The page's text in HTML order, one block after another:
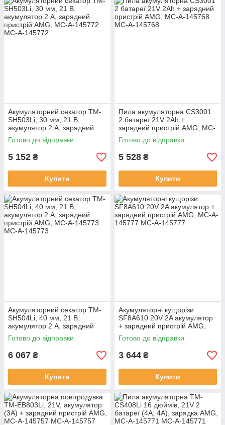
Акумуляторний секатор TM-
SH503Li, 30 мм, 21 В,
акумулятор 2 А, зарядний
пристрій AMG, MC-A-145772
Готово до відправки
5 152 ₴
Купити
Пила акумуляторна CS3001
2 батареї 21V 2Ah +
зарядний пристрій AMG, MC-
A-145768
Готово до відправки
5 528 ₴
Купити
Акумуляторний секатор TM-
SH504Li, 40 мм, 21 В,
акумулятор 2 А, зарядний
пристрій AMG, MC-A-145773
Готово до відправки
6 067 ₴
Купити
Акумуляторні кущорізи
SF8A610 20V 2A акумулятор
+ зарядний пристрій AMG,
MC-A-145777
Готово до відправки
3 644 ₴
Купити